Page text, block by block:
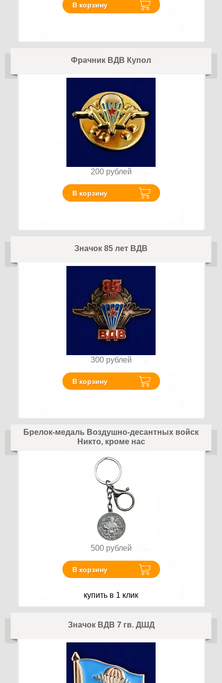
В корзину
Фрачник ВДВ Купол
200 рублей
В корзину
Значок 85 лет ВДВ
300 рублей
В корзину
Брелок-медаль Воздушно-десантных войск
Никто, кроме нас
500 рублей
В корзину
купить в 1 клик
Значок ВДВ 7 гв. ДШД